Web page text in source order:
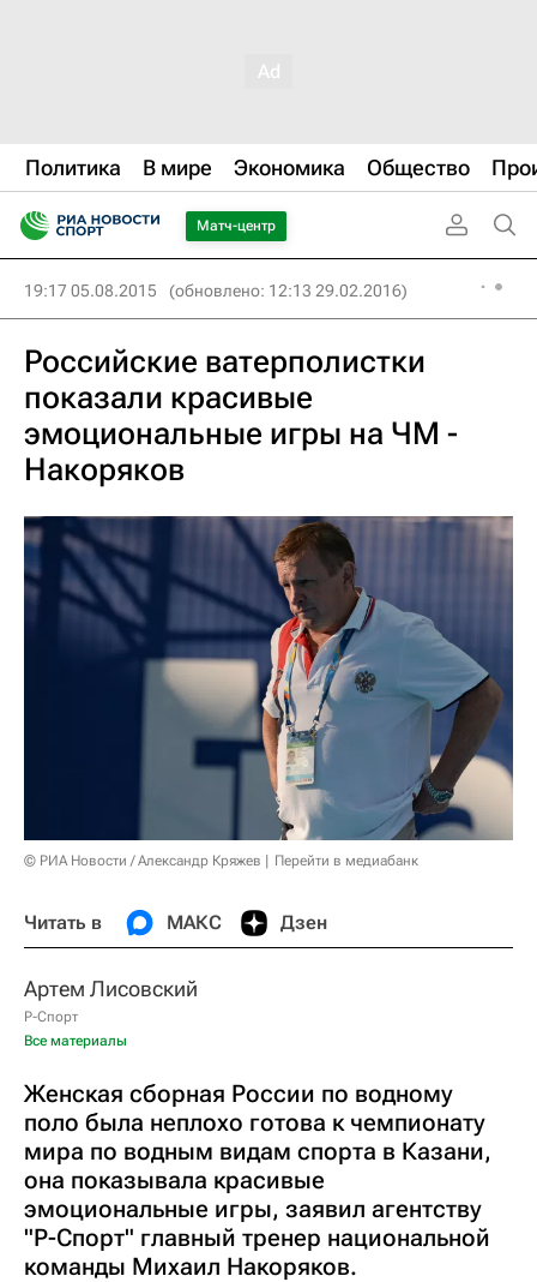
Политика В мире Экономика Общество
Матч-центр
19:17 05.08.2015 (обновлено: 12:13 29.02.2016)
Российские ватерполистки
показали красивые
эмоциональные игры на ЧМ -
Накоряков
© РИА Новости / Александр Кряжев Перейти в медиабанк
Читать в МАКС Дзен
Артем Лисовский
Р-Спорт
Все материалы
Женская сборная России по водному
поло была неплохо готова к чемпионату
мира по водным видам спорта в Казани,
она показывала красивые
эмоциональные игры, заявил агентству
"Р-Спорт" главный тренер национальной
команды Михаил Накоряков.